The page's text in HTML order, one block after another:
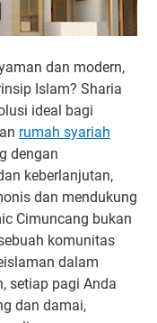
dan modern,
Islam? Sharia
ideal bagi
rumah syariah
dengan
keberlanjutan,
dan mendukung
Cimuncang bukan
komunitas
dalam
setiap pagi Anda
dan damai,